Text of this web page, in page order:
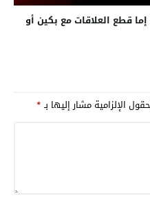
إما قطع العلاقات مع بكين أو
الإلزامية مشار إليها بـ*